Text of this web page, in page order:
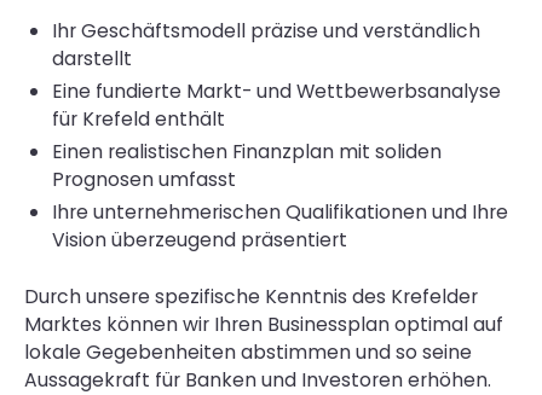
Ihr Geschäftsmodell präzise und verständlich
darstellt
Eine fundierte Markt- und Wettbewerbsanalyse
für Krefeld enthält
Einen realistischen Finanzplan mit soliden
Prognosen umfasst
Ihre unternehmerischen Qualifikationen und Ihre
Vision überzeugend präsentiert
Durch unsere spezifische Kenntnis des Krefelder
Marktes können wir Ihren Businessplan optimal auf
lokale Gegebenheiten abstimmen und so seine
Aussagekraft für Banken und Investoren erhöhen.